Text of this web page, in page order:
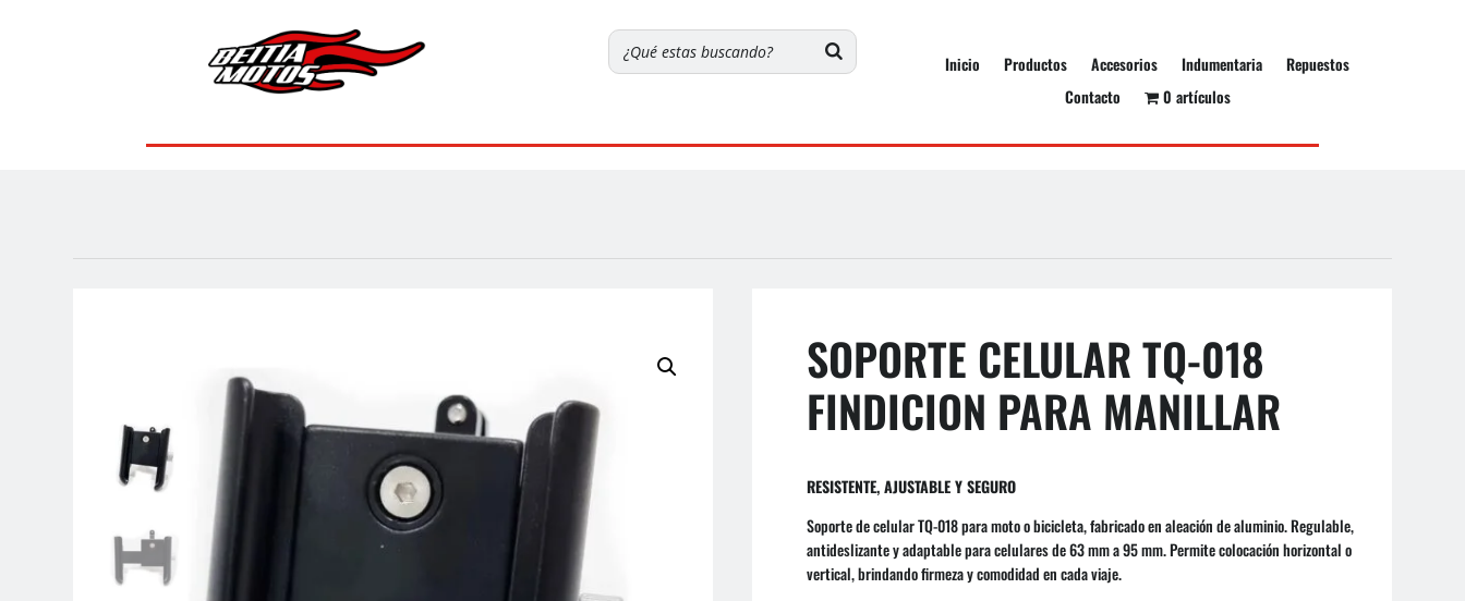
Inicio Productos Accesorios Indumentaria
Repuestos
Contacto
0 artículos
SOPORTE CELULAR TQ-018
FINDICION PARA MANILLAR
RESISTENTE, AJUSTABLE Y SEGURO
Soporte de celular TQ-018 para moto o bicicleta, fabricado en aleación de aluminio. Regulable,
antideslizante y adaptable para celulares de 63 mm a 95 mm. Permite colocación horizontal o
vertical, brindando firmeza y comodidad en cada viaje.